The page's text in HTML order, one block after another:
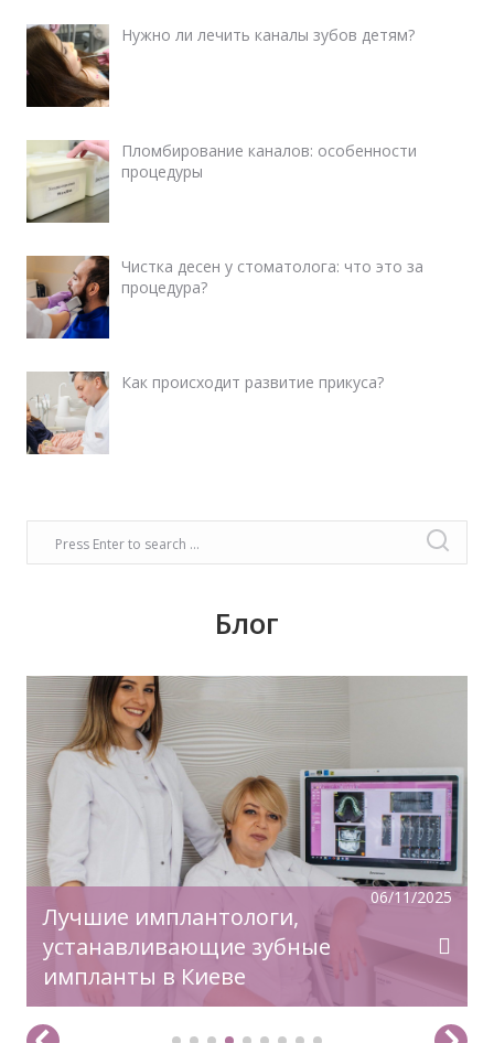
Нужно ли лечить каналы зубов детям?
Пломбирование каналов: особенности
процедуры
Чистка десен у стоматолога: что это за
процедура?
Как происходит развитие прикуса?
Блог
06/11/2025
Лучшие имплантологи,
устанавливающие зубные
импланты в Киеве
Время задуматься о волшебном платье,
прическе, макияже. Позаботьтесь о вашей
улыбке, которая придаст вашему образу
чувство комфорта и уверенности!